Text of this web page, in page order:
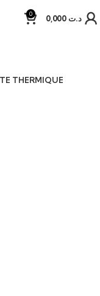
0 د.ت
THERMIQUE